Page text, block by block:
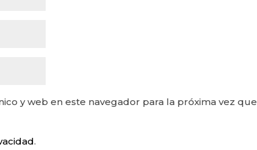
y web en este navegador para la próxima vez que
.